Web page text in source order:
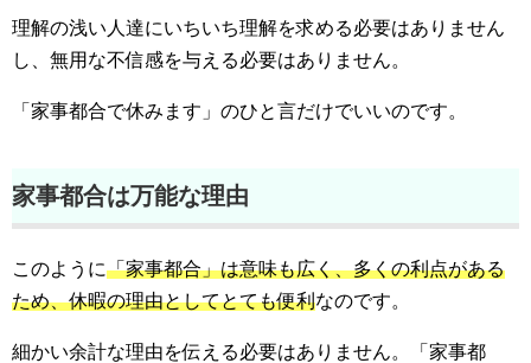
理解の浅い人達にいちいち理解を求める必要はありません
し、無用な不信感を与える必要はありません。
「家事都合で休みます」のひと言だけでいいのです。
家事都合は万能な理由
このように「家事都合」は意味も広く、多くの利点がある
ため、休暇の理由としてとても便利なのです。
細かい余計な理由を伝える必要はありません。「家事都